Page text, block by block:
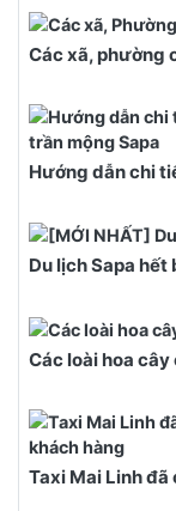
Các xã, phường
Hướng dẫn chi
Du lịch Sapa hết
Các loài hoa cây
Taxi Mai Linh đã